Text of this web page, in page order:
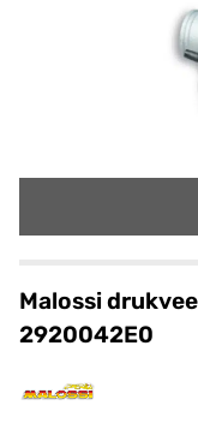
Malossi
2920042E0